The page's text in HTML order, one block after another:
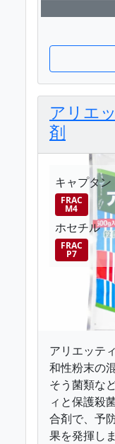
アリエ
剤
キャプタン
FRAC
M4
ホセチル
FRAC
P7
アリエッテ
和性粉末の
そう菌類な
ィと保護殺
合剤で、予
果を発揮しま